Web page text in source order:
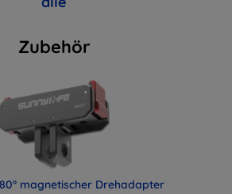
Zubehör
magnetischer Drehadapter